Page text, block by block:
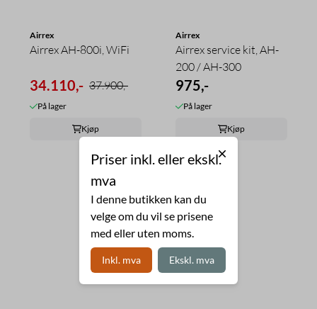
Airrex
Airrex AH-800i, WiFi
34.110,- 37.900,-
På lager
Kjøp
Airrex
Airrex service kit, AH-
200 / AH-300
975,-
På lager
Kjøp
Priser inkl. eller ekskl.
mva
I denne butikken kan du
velge om du vil se prisene
med eller uten moms.
Inkl. mva Ekskl. mva